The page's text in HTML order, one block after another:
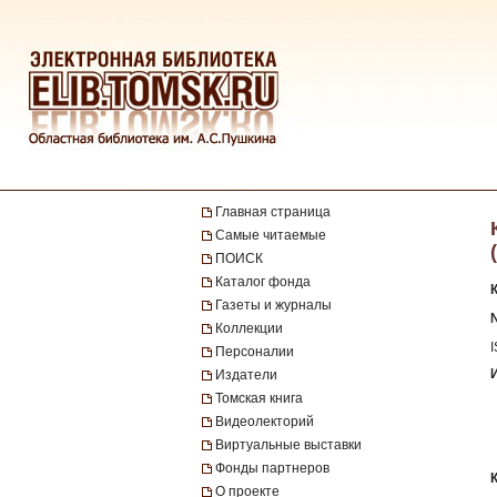
Главная страница
Самые читаемые
ПОИСК
Каталог фонда
Газеты и журналы
Коллекции
Персоналии
Издатели
Томская книга
Видеолекторий
Виртуальные выставки
Фонды партнеров
О проекте